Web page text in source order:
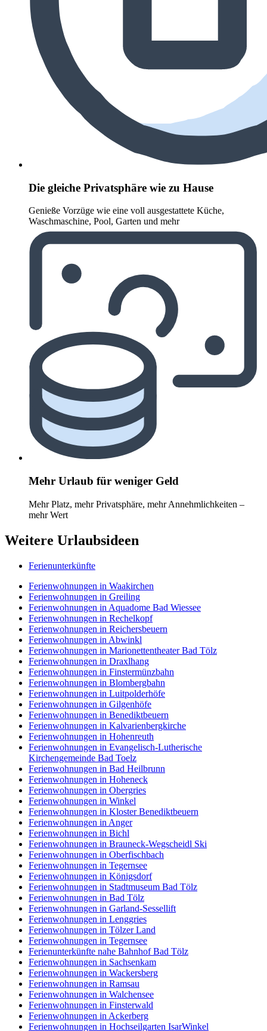
Die gleiche Privatsphäre wie zu Hause
Genieße Vorzüge wie eine voll ausgestattete Küche,
Waschmaschine, Pool, Garten und mehr
Mehr Urlaub für weniger Geld
Mehr Platz, mehr Privatsphäre, mehr Annehmlichkeiten –
mehr Wert
Weitere Urlaubsideen
Ferienunterkünfte
Ferienwohnungen in Waakirchen
Ferienwohnungen in Greiling
Ferienwohnungen in Aquadome Bad Wiessee
Ferienwohnungen in Rechelkopf
Ferienwohnungen in Reichersbeuern
Ferienwohnungen in Abwinkl
Ferienwohnungen in Marionettentheater Bad Tölz
Ferienwohnungen in Draxlhang
Ferienwohnungen in Finstermünzbahn
Ferienwohnungen in Blombergbahn
Ferienwohnungen in Luitpolderhöfe
Ferienwohnungen in Gilgenhöfe
Ferienwohnungen in Benediktbeuern
Ferienwohnungen in Kalvarienbergkirche
Ferienwohnungen in Hohenreuth
Ferienwohnungen in Evangelisch-Lutherische
Kirchengemeinde Bad Toelz
Ferienwohnungen in Bad Heilbrunn
Ferienwohnungen in Hoheneck
Ferienwohnungen in Obergries
Ferienwohnungen in Winkel
Ferienwohnungen in Kloster Benediktbeuern
Ferienwohnungen in Anger
Ferienwohnungen in Bichl
Ferienwohnungen in Brauneck-Wegscheidl Ski
Ferienwohnungen in Oberfischbach
Ferienwohnungen in Tegernsee
Ferienwohnungen in Königsdorf
Ferienwohnungen in Stadtmuseum Bad Tölz
Ferienwohnungen in Bad Tölz
Ferienwohnungen in Garland-Sessellift
Ferienwohnungen in Lenggries
Ferienwohnungen in Tölzer Land
Ferienwohnungen in Tegernsee
Ferienunterkünfte nahe Bahnhof Bad Tölz
Ferienwohnungen in Sachsenkam
Ferienwohnungen in Wackersberg
Ferienwohnungen in Ramsau
Ferienwohnungen in Walchensee
Ferienwohnungen in Finsterwald
Ferienwohnungen in Ackerberg
Ferienwohnungen in Hochseilgarten IsarWinkel